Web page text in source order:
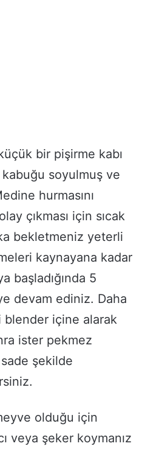
bir pişirme kabı
kabuğu soyulmuş ve
hurmasını
çıkması için sıcak
bekletmeniz yeterli
kaynayana kadar
başladığında 5
devam ediniz. Daha
blender içine alarak
ister pekmez
şekilde
olduğu için
veya şeker koymanız